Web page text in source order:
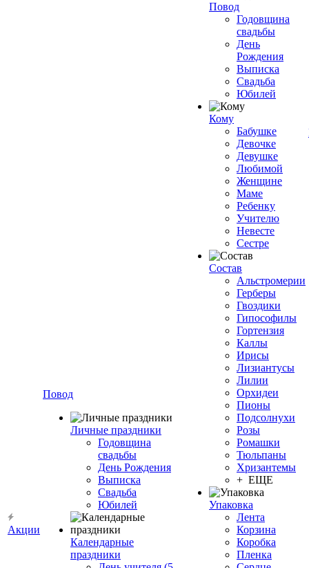
Акции
Повод
Личные праздники
Годовщина
свадьбы
День Рождения
Выписка
Свадьба
Юбилей
Календарные
праздники
Повод
Годовщина
свадьбы
День
Рождения
Выписка
Свадьба
Юбилей
Кому
Бабушке
Девочке
Девушке
Любимой
Женщине
Маме
Ребенку
Учителю
Невесте
Сестре
Состав
Альстромерии
Герберы
Гвоздики
Гипософилы
Гортензия
Каллы
Ирисы
Лизиантусы
Лилии
Орхидеи
Пионы
Подсолнухи
Розы
Ромашки
Тюльпаны
Хризантемы
+ ЕЩЕ
Упаковка
Лента
Корзина
Коробка
Пленка